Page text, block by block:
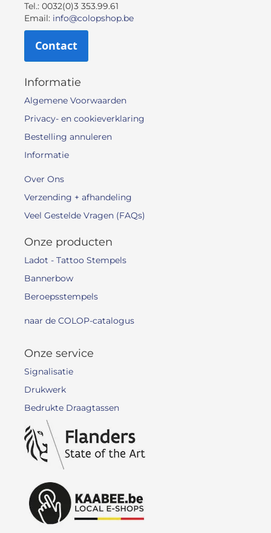
Tel.: 0032(0)3 353.99.61
Email: info@colopshop.be
Contact
Informatie
Algemene Voorwaarden
Privacy- en cookieverklaring
Bestelling annuleren
Informatie
Over Ons
Verzending + afhandeling
Veel Gestelde Vragen (FAQs)
Onze producten
Ladot - Tattoo Stempels
Bannerbow
Beroepsstempels
naar de COLOP-catalogus
Onze service
Signalisatie
Drukwerk
Bedrukte Draagtassen